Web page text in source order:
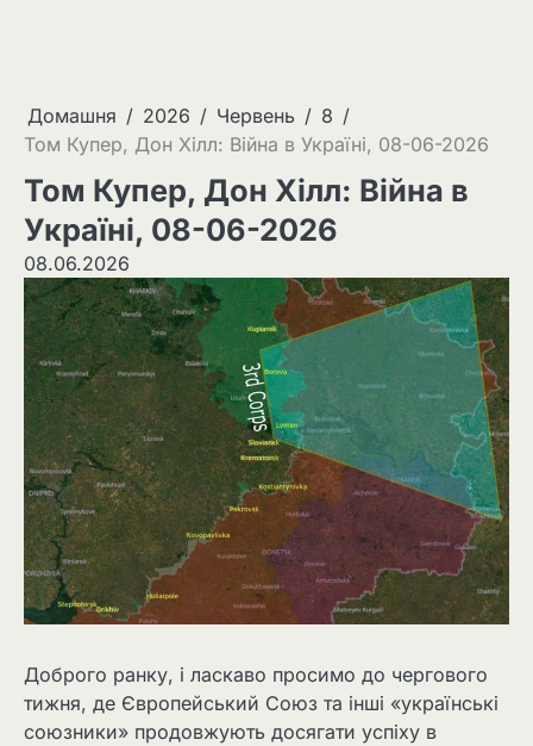
Домашня 2026 Червень
8
Том Купер, Дон Хілл: Війна в Україні, 08-06-2026
Том Купер, Дон Хілл: Війна в
Україні, 08-06-2026
08.06.2026
Доброго ранку, і ласкаво просимо до чергового
тижня, де Європейський Союз та інші «українські
союзники» продовжують досягати успіху в